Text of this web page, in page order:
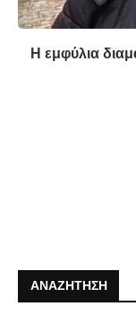
Η εμφύλια
ΑΝΑΖΉΤΗΣΗ